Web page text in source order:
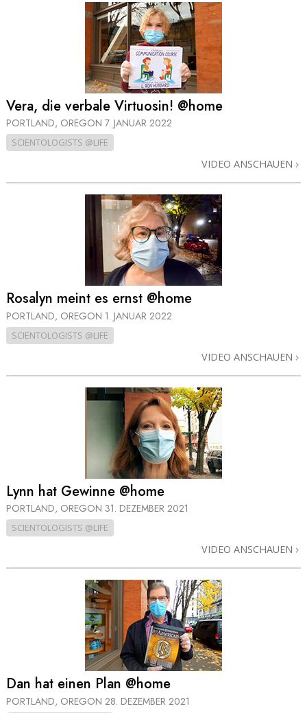
Vera, die verbale Virtuosin! @home
PORTLAND, OREGON 7. JANUAR 2022
SCIENTOLOGISTS @LIFE
VIDEO ANSCHAUEN
Rosalyn meint es ernst @home
PORTLAND, OREGON 1. JANUAR 2022
SCIENTOLOGISTS @LIFE
VIDEO ANSCHAUEN
Lynn hat Gewinne @home
PORTLAND, OREGON 31. DEZEMBER 2021
SCIENTOLOGISTS @LIFE
VIDEO ANSCHAUEN
Dan hat einen Plan @home
PORTLAND, OREGON 28. DEZEMBER 2021